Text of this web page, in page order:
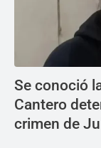
Se conoció
Cantero
crimen de